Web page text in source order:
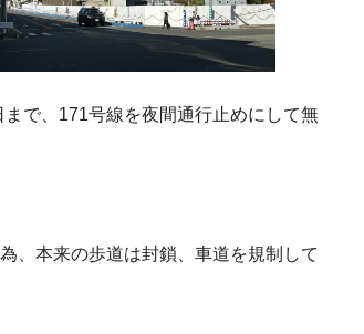
で、171号線を夜間通行止めにして無
、本来の歩道は封鎖、車道を規制して